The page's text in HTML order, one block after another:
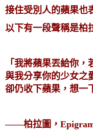
接住受別人的蘋果也
以下有一段聲稱是柏
「我將蘋果丟給你
與我分享你的少女之
卻仍收下蘋果，想一
——柏拉圖，